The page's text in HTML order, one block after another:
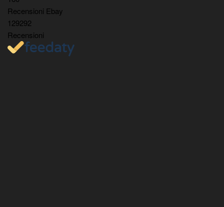
Recensioni Ebay
129292
Recensioni